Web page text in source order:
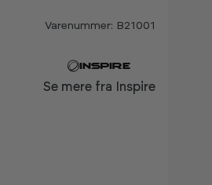
Varenummer: B21001
Se mere fra Inspire